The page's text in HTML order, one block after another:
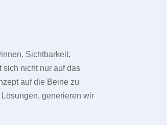
Sichtbarkeit,
sich nicht nur auf das
auf die Beine zu
Lösungen, generieren wir